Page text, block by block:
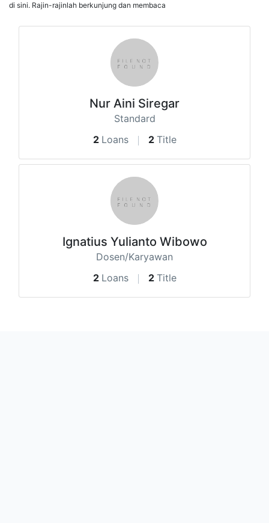
di sini. Rajin-rajinlah berkunjung dan membaca
Nur Aini Siregar
Standard
2 Loans 2 Title
Ignatius Yulianto Wibowo
Dosen/Karyawan
2 Loans 2 Title